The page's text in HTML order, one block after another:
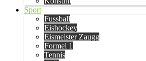
Sport
Fussball
Eishockey
Eismeister Zaugg
Formel 1
Tennis